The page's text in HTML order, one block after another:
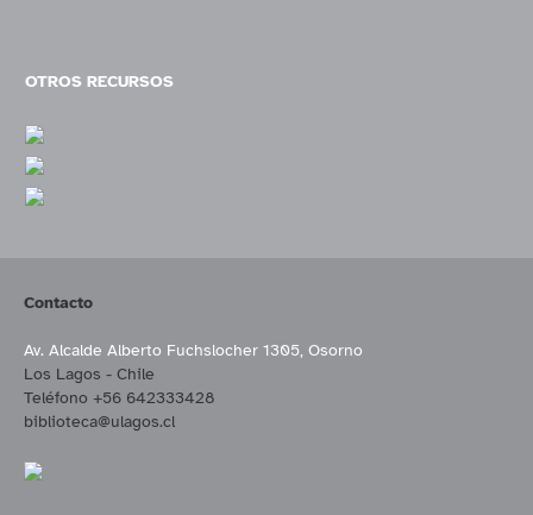
OTROS RECURSOS
Contacto
Av. Alcalde Alberto Fuchslocher 1305, Osorno
Los Lagos - Chile
Teléfono +56 642333428
biblioteca@ulagos.cl